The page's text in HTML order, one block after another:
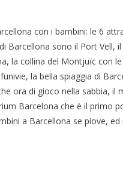
con i bambini: le 6
Barcellona sono il Port Vell,
la collina del Montjuïc con le
la bella spiaggia di
ora di gioco nella sabbia, il
Barcelona che è il primo
a Barcellona se piove, ed